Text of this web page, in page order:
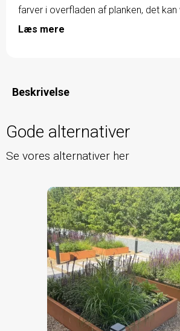
farver i overfladen af planken, det kan
Læs mere
Beskrivelse
Gode alternativer
Se vores alternativer her